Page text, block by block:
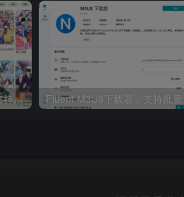
Kazumi番剧采集v1.6.9：支持自定义规则+在线观看+弹幕，跨平台下载 Fluent M3U8下载器，支持批量